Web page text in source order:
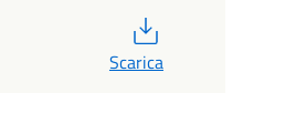
Scarica